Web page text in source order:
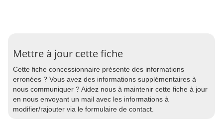
Mettre à jour cette fiche
Cette fiche concessionnaire présente des informations
erronées ? Vous avez des informations supplémentaires à
nous communiquer ? Aidez nous à maintenir cette fiche à jour
en nous envoyant un mail avec les informations à
modifier/rajouter via le formulaire de contact.